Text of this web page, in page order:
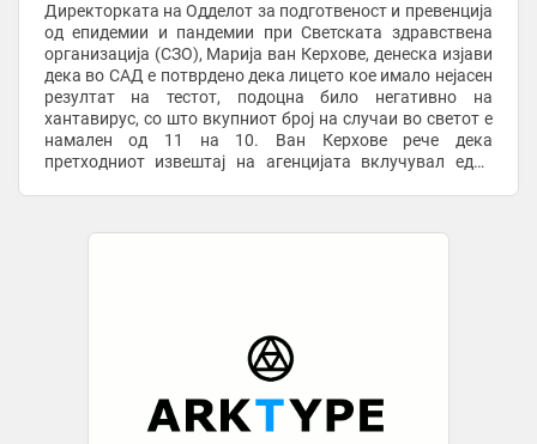
Директорката на Одделот за подготвеност и превенција
од епидемии и пандемии при Светската здравствена
организација (СЗО), Марија ван Керхове, денеска изјави
дека во САД е потврдено дека лицето кое имало нејасен
резултат на тестот, подоцна било негативно на
хантавирус, со што вкупниот број на случаи во светот е
намален од 11 на 10. Ван Керхове рече дека
претходниот извештај на агенцијата вклучувал едно